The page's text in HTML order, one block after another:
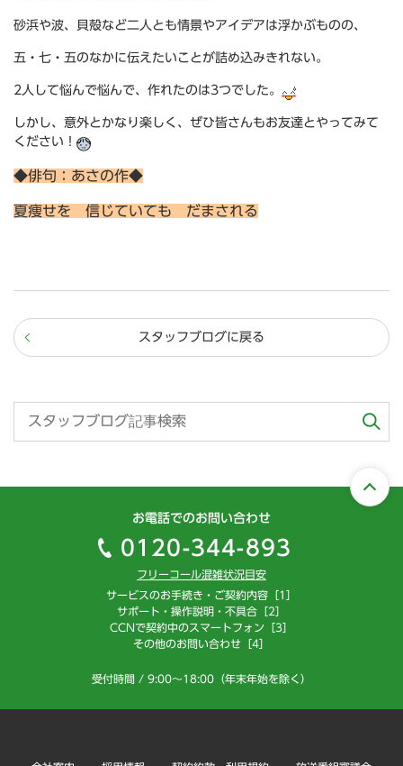
砂浜や波、貝殻など二人とも情景やアイデアは浮かぶものの、
五・七・五のなかに伝えたいことが詰め込みきれない。
2人して悩んで悩んで、 作れたのは3つでした。
しかし、意外とかなり楽しく、ぜひ皆さんもお友達とやってみて
ください！
◆俳句：あさの作◆
夏痩せを 信じていても だまされる
スタッフブログに戻る
お電話でのお問い合わせ
0120-344-893
フリーコール混雑状況目安
サービスのお手続き・ご契約内容［1］
サポート・操作説明・不具合［2］
CCNで契約中のスマートフォン［3］
その他のお問い合わせ［4］
受付時間 / 9:00～18:00（年末年始を除く）